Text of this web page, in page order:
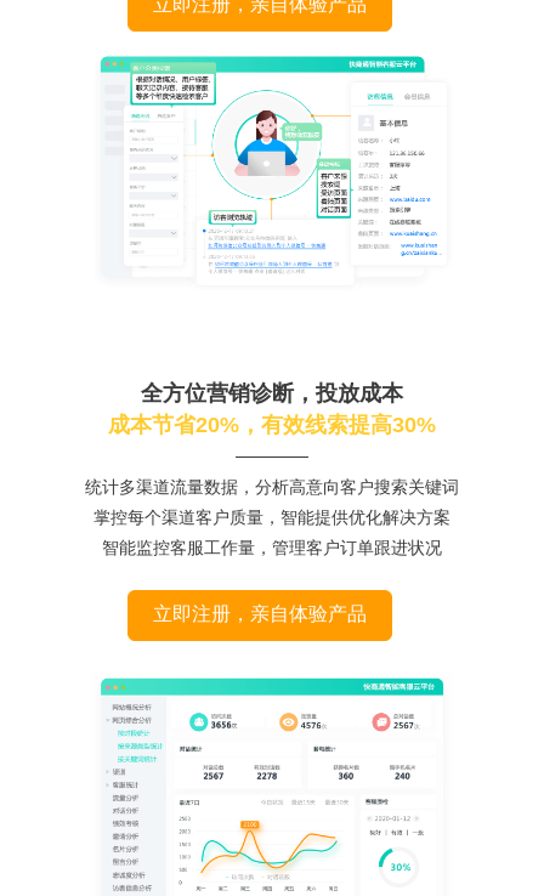
立即注册，亲自体验产品
全方位营销诊断，投放成本
成本节省20%，有效线索提高30%
统计多渠道流量数据，分析高意向客户搜索关键词
掌控每个渠道客户质量，智能提供优化解决方案
智能监控客服工作量，管理客户订单跟进状况
立即注册，亲自体验产品